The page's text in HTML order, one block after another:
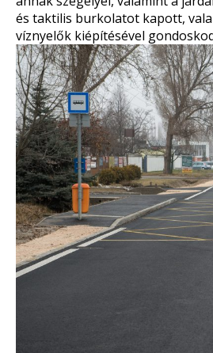
és taktilis burkolatot kapott,
víznyelők kiépítésével